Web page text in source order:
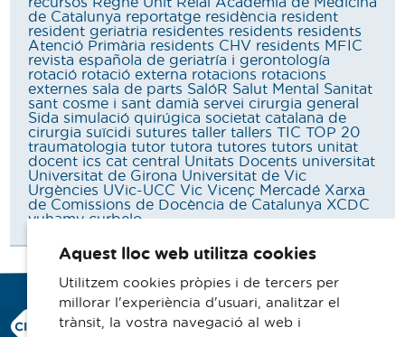
recursos Regne Unit Reial Acadèmia de Medicina
de Catalunya reportatge residència resident
resident geriatria residentes residents residents
Atenció Primària residents CHV residents MFIC
revista española de geriatría i gerontología
rotació rotació externa rotacions rotacions
externes sala de parts SalóR Salut Mental Sanitat
sant cosme i sant damià servei cirurgia general
Sida simulació quirúgica societat catalana de
cirurgia suïcidi sutures taller tallers TIC TOP 20
traumatologia tutor tutora tutores tutors unitat
docent ics cat central Unitats Docents universitat
Universitat de Girona Universitat de Vic
Urgències UVic-UCC Vic Vicenç Mercadé Xarxa
de Comissions de Docència de Catalunya XCDC
yuhamy curbelo
Consorci Hospitalari de Vic
Aquest lloc web utilitza cookies
Utilitzem cookies pròpies i de tercers per
millorar l'experiència d'usuari, analitzar el
trànsit, la vostra navegació al web i